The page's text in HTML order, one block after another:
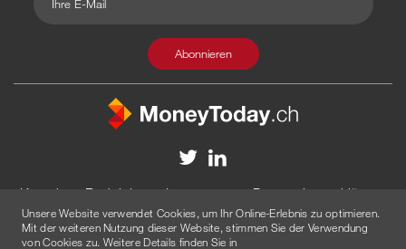
Kontakt Redaktion Impressum
Datenschutzerklärung
Disclaimer
Werbung
© 2026 Created byAGENTUR AM WASSER
Unsere Website verwendet Cookies, um Ihr Online-Erlebnis zu optimieren.
Mit der weiteren Nutzung dieser Website, stimmen Sie der Verwendung
von Cookies zu. Weitere Details finden Sie in